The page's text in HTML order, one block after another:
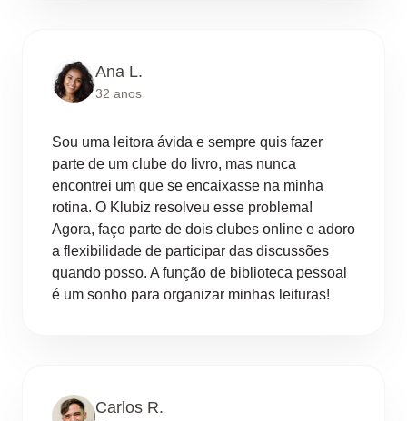
Ana L.
32 anos
Sou uma leitora ávida e sempre quis fazer
parte de um clube do livro, mas nunca
encontrei um que se encaixasse na minha
rotina. O Klubiz resolveu esse problema!
Agora, faço parte de dois clubes online e adoro
a flexibilidade de participar das discussões
quando posso. A função de biblioteca pessoal
é um sonho para organizar minhas leituras!
Carlos R.